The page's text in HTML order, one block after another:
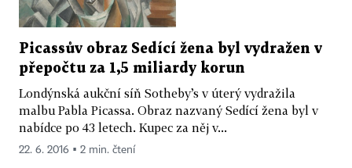
Picassův obraz Sedící žena byl vydražen v
přepočtu za 1,5 miliardy korun
Londýnská aukční síň Sotheby’s v úterý vydražila
malbu Pabla Picassa. Obraz nazvaný Sedící žena byl v
nabídce po 43 letech. Kupec za něj v...
22. 6. 2016 ▪ 2 min. čtení